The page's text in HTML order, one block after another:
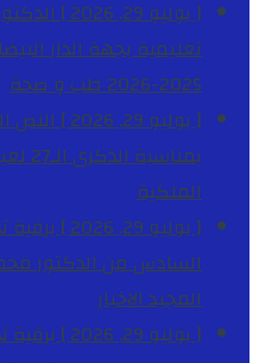
[ يوليو 29, 2026 ]
تعليمية بجهة الدار
2025-2026
طب و صحة
[ يوليو 29, 2026 ]
النص
بمناسبة الذكرى الـ27 لعيد العرش المجيد
الملكية
[ يوليو 29, 2026 ]
برقية
السادس من الدكتور
المجيدالاخبار
[ يوليو 29, 2026 ]
برقية